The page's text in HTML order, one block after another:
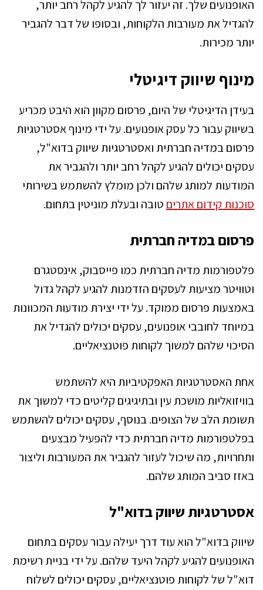
האופנועים שלך. זה יעזור לך להגיע לקהל רחב יותר,
להגדיל את מעורבות הלקוחות, ובסופו של דבר להגביר
יותר מכירות.
מינוף שיווק דיגיטלי
בעידן הדיגיטלי של היום, פרסום מקוון הוא היבט מכריע
בשיווק עבור כל עסק אופנועים. על ידי מינוף אסטרטגיות
פרסום במדיה חברתית ואסטרטגיות שיווק בדוא"ל,
עסקים יכולים להגיע לקהל רחב יותר ולהגביר את
המודעות למותג שלהם ולכן מומלץ להשתמש בשירותי
סוכנות קידום אתרים טובה ובעלת מוניטין בתחום.
פרסום במדיה חברתית
פלטפורמות מדיה חברתית כמו פייסבוק, אינסטגרם
וטוויטר מציעות לעסקים הזדמנות להגיע לקהל גדול
באמצעות פרסום ממוקד. על ידי יצירת מודעות המכוונות
במיוחד לחובבי אופנועים, עסקים יכולים להגדיל את
הסיכוי שלהם למשוך לקוחות פוטנציאליים.
אחת האסטרטגיות האפקטיביות היא להשתמש
בוויזואליות מושכת עין ובתיגיגים קליטים כדי למשוך את
תשומת הלב של הצופים. בנוסף, עסקים יכולים להשתמש
בפלטפורמות מדיה חברתית כדי להפעיל מבצעים
ותחרויות, מה שיכול לעזור להגביר את המעורבות וליצור
באזז סביב המותג שלהם.
אסטרטגיות שיווק בדוא"ל
שיווק בדוא"ל הוא עוד דרך יעילה עבור עסקים בתחום
האופנועים להגיע לקהל היעד שלהם. על ידי בניית רשימת
דוא"ל של לקוחות פוטנציאליים, עסקים יכולים לשלוח